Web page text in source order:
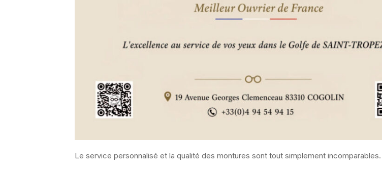
Le service personnalisé et la qualité des montures sont tout simplement incomparables.